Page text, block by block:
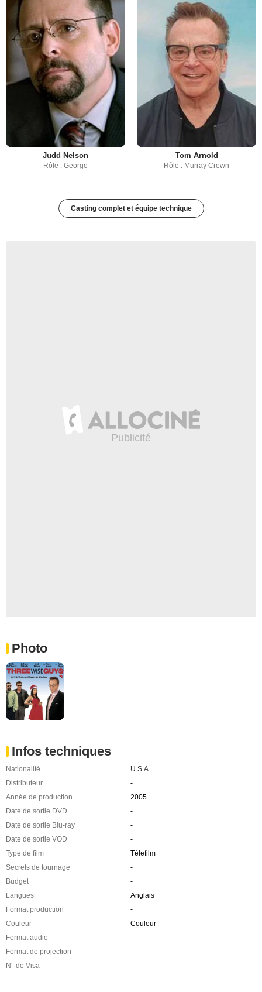
Judd Nelson
Rôle : George
Tom Arnold
Rôle : Murray Crown
Casting complet et équipe technique
Photo
Infos techniques
Nationalité
U.S.A.
Distributeur
-
Année de production
2005
Date de sortie DVD
-
Date de sortie Blu-ray
-
Date de sortie VOD
-
Type de film
Télefilm
Secrets de tournage
-
Budget
-
Langues
Anglais
Format production
-
Couleur
Couleur
Format audio
-
Format de projection
-
N° de Visa
-